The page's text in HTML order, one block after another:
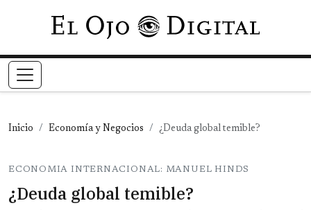
Pasar al contenido principal
Inicio Economía y Negocios ¿Deuda global temible?
ECONOMIA INTERNACIONAL: MANUEL HINDS
¿Deuda global temible?